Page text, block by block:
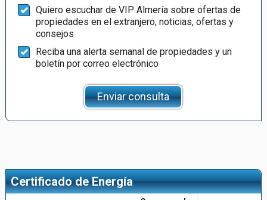
Quiero escuchar de VIP Almería sobre ofertas de
propiedades en el extranjero, noticias, ofertas y
consejos
Reciba una alerta semanal de propiedades y un
boletín por correo electrónico
Enviar consulta
Certificado de Energía